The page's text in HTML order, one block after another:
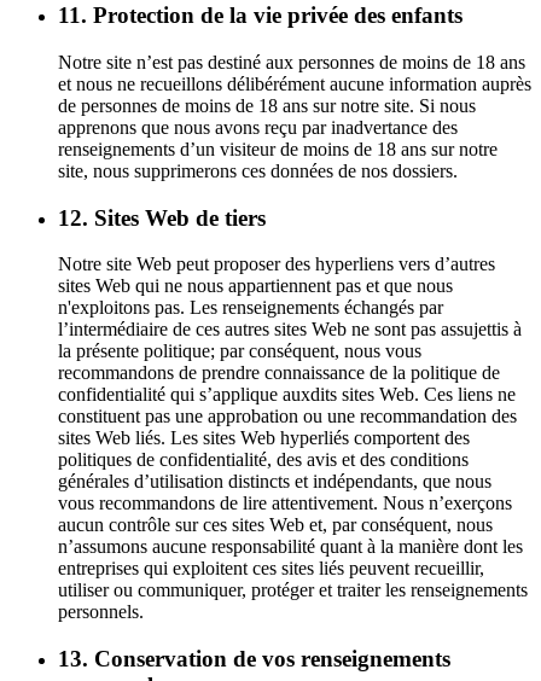
11. Protection de la vie privée des enfants
Notre site n’est pas destiné aux personnes de moins de 18 ans
et nous ne recueillons délibérément aucune information auprès
de personnes de moins de 18 ans sur notre site. Si nous
apprenons que nous avons reçu par inadvertance des
renseignements d’un visiteur de moins de 18 ans sur notre
site, nous supprimerons ces données de nos dossiers.
12. Sites Web de tiers
Notre site Web peut proposer des hyperliens vers d’autres
sites Web qui ne nous appartiennent pas et que nous
n'exploitons pas. Les renseignements échangés par
l’intermédiaire de ces autres sites Web ne sont pas assujettis à
la présente politique; par conséquent, nous vous
recommandons de prendre connaissance de la politique de
confidentialité qui s’applique auxdits sites Web. Ces liens ne
constituent pas une approbation ou une recommandation des
sites Web liés. Les sites Web hyperliés comportent des
politiques de confidentialité, des avis et des conditions
générales d’utilisation distincts et indépendants, que nous
vous recommandons de lire attentivement. Nous n’exerçons
aucun contrôle sur ces sites Web et, par conséquent, nous
n’assumons aucune responsabilité quant à la manière dont les
entreprises qui exploitent ces sites liés peuvent recueillir,
utiliser ou communiquer, protéger et traiter les renseignements
personnels.
13. Conservation de vos renseignements